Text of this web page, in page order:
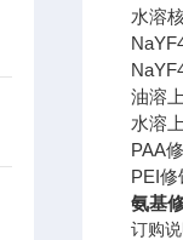
水溶
油溶
水溶
PAA
PEI修
氨基
订购